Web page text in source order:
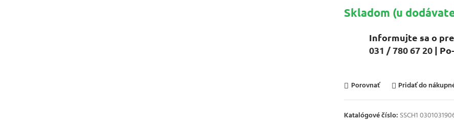
Skladom (u
Informujte sa o
031 / 780 67 20 |
Porovnať Pridať do
Katalógové číslo: SSCH1